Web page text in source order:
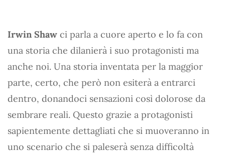
Irwin Shaw ci parla a cuore aperto e lo fa con
una storia che dilanierà i suo protagonisti ma
anche noi. Una storia inventata per la maggior
parte, certo, che però non esiterà a entrarci
dentro, donandoci sensazioni così dolorose da
sembrare reali. Questo grazie a protagonisti
sapientemente dettagliati che si muoveranno in
uno scenario che si paleserà senza difficoltà